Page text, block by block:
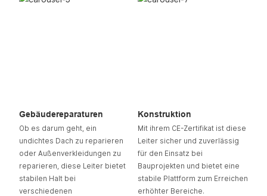
Gebäudereparaturen
Ob es darum geht, ein
undichtes Dach zu reparieren
oder Außenverkleidungen zu
reparieren, diese Leiter bietet
stabilen Halt bei
verschiedenen
Konstruktion
Mit ihrem CE-Zertifikat ist diese
Leiter sicher und zuverlässig
für den Einsatz bei
Bauprojekten und bietet eine
stabile Plattform zum Erreichen
erhöhter Bereiche.